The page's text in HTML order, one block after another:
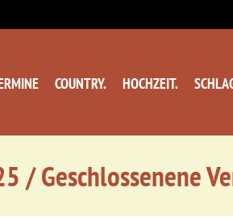
COUNTRY. HOCHZEIT.
/ Geschlossenene